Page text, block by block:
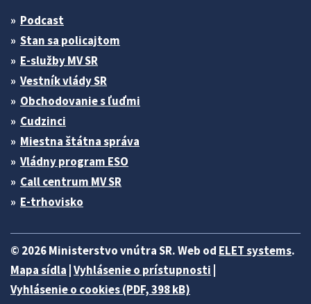
Podcast
Stan sa policajtom
E-služby MV SR
Vestník vlády SR
Obchodovanie s ľuďmi
Cudzinci
Miestna štátna správa
Vládny program ESO
Call centrum MV SR
E-trhovisko
© 2026 Ministerstvo vnútra SR. Web od ELET systems.
Mapa sídla Vyhlásenie o prístupnosti
Vyhlásenie o cookies (PDF, 398 kB)